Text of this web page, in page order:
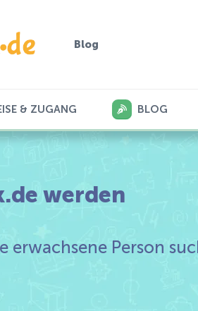
Blog
& ZUGANG BLOG
werden
erwachsene Person